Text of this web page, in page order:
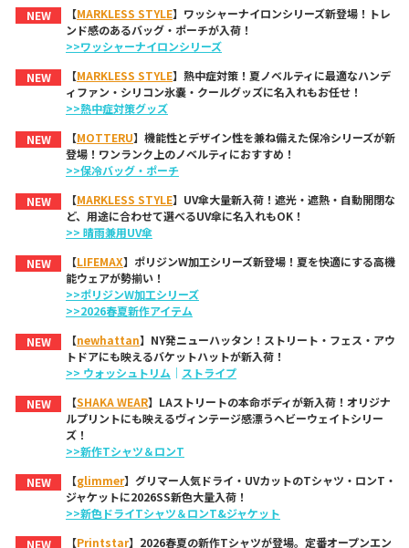
NEW
【MARKLESS STYLE】ワッシャーナイロンシリーズ新登場！トレ
ンド感のあるバッグ・ポーチが入荷！
>>ワッシャーナイロンシリーズ
NEW
【MARKLESS STYLE】熱中症対策！夏ノベルティに最適なハンデ
ィファン・シリコン氷嚢・クールグッズに名入れもお任せ！
>>熱中症対策グッズ
NEW
【MOTTERU】機能性とデザイン性を兼ね備えた保冷シリーズが新
登場！ワンランク上のノベルティにおすすめ！
>>保冷バッグ・ポーチ
NEW
【MARKLESS STYLE】UV傘大量新入荷！遮光・遮熱・自動開閉な
ど、用途に合わせて選べるUV傘に名入れもOK！
>> 晴雨兼用UV傘
NEW
【LIFEMAX】ポリジンW加工シリーズ新登場！夏を快適にする高機
能ウェアが勢揃い！
>>ポリジンW加工シリーズ
>>2026春夏新作アイテム
NEW
【newhattan】NY発ニューハッタン！ストリート・フェス・アウ
トドアにも映えるバケットハットが新入荷！
>> ウォッシュトリム ｜ ストライプ
NEW
【SHAKA WEAR】LAストリートの本命ボディが新入荷！オリジナ
ルプリントにも映えるヴィンテージ感漂うヘビーウェイトシリー
ズ！
>>新作Tシャツ＆ロンT
NEW
【glimmer】グリマー人気ドライ・UVカットのTシャツ・ロンT・
ジャケットに2026SS新色大量入荷！
>>新色ドライTシャツ＆ロンT&ジャケット
NEW
【Printstar】2026春夏の新作Tシャツが登場。定番オープンエン